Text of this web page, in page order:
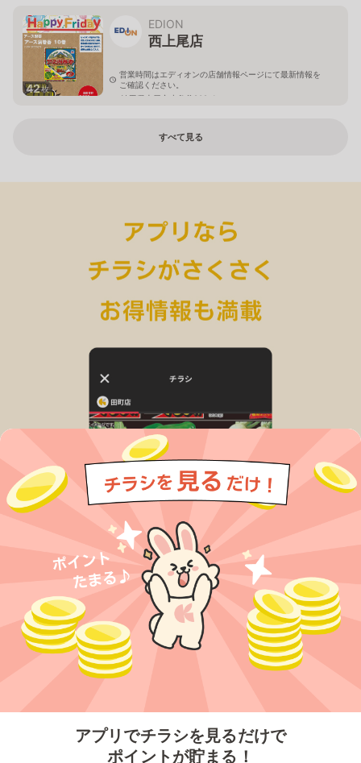
アプリでチラシを見るだけで
ポイントが貯まる！
42枚
EDION
西上尾店
営業時間はエディオンの店舗情報ページにて最新情報を
ご確認ください。
埼玉県上尾市小敷谷809-1
すべて見る